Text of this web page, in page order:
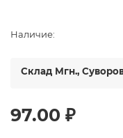
Наличие:
Склад Мгн.,
97.00 ₽